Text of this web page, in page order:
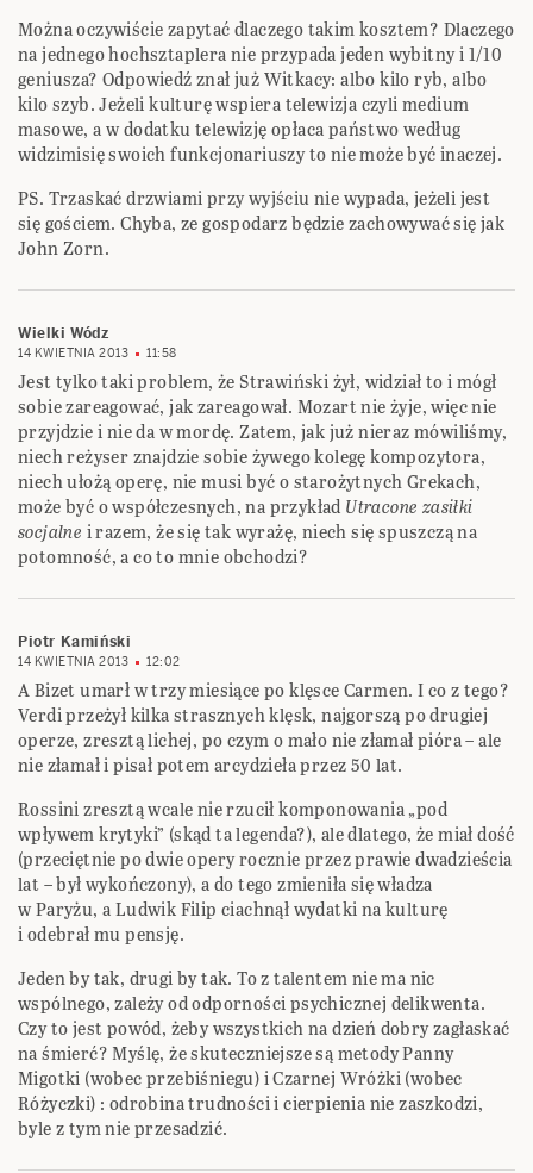
Można oczywiście zapytać dlaczego takim kosztem? Dlaczego
na jednego hochsztaplera nie przypada jeden wybitny i 1/10
geniusza? Odpowiedź znał już Witkacy: albo kilo ryb, albo
kilo szyb. Jeżeli kulturę wspiera telewizja czyli medium
masowe, a w dodatku telewizję opłaca państwo według
widzimisię swoich funkcjonariuszy to nie może być inaczej.
PS. Trzaskać drzwiami przy wyjściu nie wypada, jeżeli jest
się gościem. Chyba, ze gospodarz będzie zachowywać się jak
John Zorn.
Wielki Wódz
14 KWIETNIA 2013 11:58
Jest tylko taki problem, że Strawiński żył, widział to i mógł
sobie zareagować, jak zareagował. Mozart nie żyje, więc nie
przyjdzie i nie da w mordę. Zatem, jak już nieraz mówiliśmy,
niech reżyser znajdzie sobie żywego kolegę kompozytora,
niech ułożą operę, nie musi być o starożytnych Grekach,
może być o współczesnych, na przykład Utracone zasiłki
socjalne i razem, że się tak wyrażę, niech się spuszczą na
potomność, a co to mnie obchodzi?
Piotr Kamiński
14 KWIETNIA 2013 12:02
A Bizet umarł w trzy miesiące po klęsce Carmen. I co z tego?
Verdi przeżył kilka strasznych klęsk, najgorszą po drugiej
operze, zresztą lichej, po czym o mało nie złamał pióra – ale
nie złamał i pisał potem arcydzieła przez 50 lat.
Rossini zresztą wcale nie rzucił komponowania „pod
wpływem krytyki” (skąd ta legenda?), ale dlatego, że miał dość
(przeciętnie po dwie opery rocznie przez prawie dwadzieścia
lat – był wykończony), a do tego zmieniła się władza
w Paryżu, a Ludwik Filip ciachnął wydatki na kulturę
i odebrał mu pensję.
Jeden by tak, drugi by tak. To z talentem nie ma nic
wspólnego, zależy od odporności psychicznej delikwenta.
Czy to jest powód, żeby wszystkich na dzień dobry zagłaskać
na śmierć? Myślę, że skuteczniejsze są metody Panny
Migotki (wobec przebiśniegu) i Czarnej Wróżki (wobec
Różyczki) : odrobina trudności i cierpienia nie zaszkodzi,
byle z tym nie przesadzić.